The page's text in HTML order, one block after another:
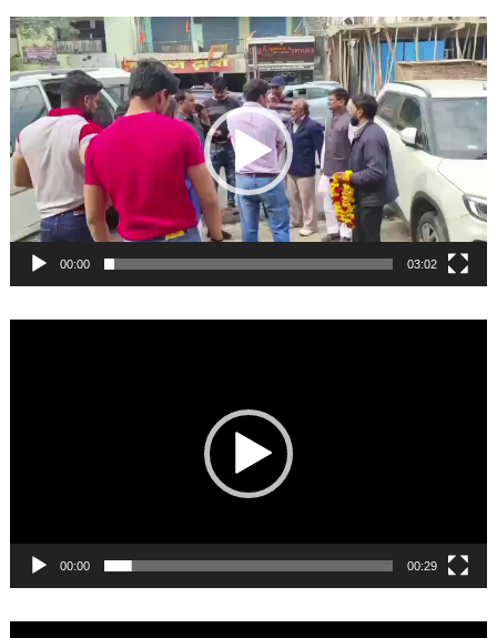
Video
Player
00:00 03:02
00:00 00:29